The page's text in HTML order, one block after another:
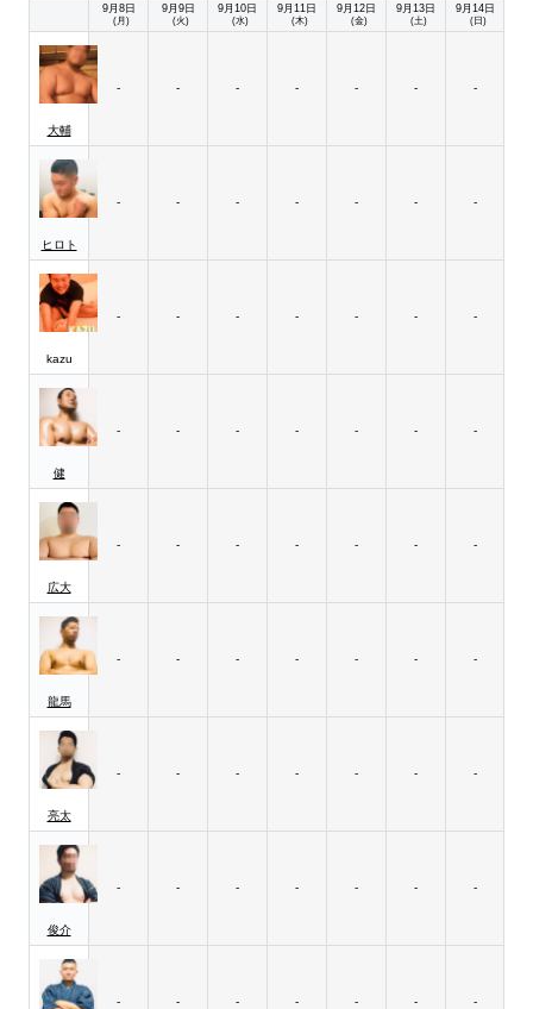
9月8日
(月)
9月9日
(火)
9月10日
(水)
9月11日
(木)
9月12日
(金)
9月13日
(土)
9月14日
(日)
大輔
- - - - - - -
ヒロト
- - - - - - -
kazu
- - - - - - -
健
- - - - - - -
広大
- - - - - - -
龍馬
- - - - - - -
亮太
- - - - - - -
俊介
- - - - - - -
- - - - - - -